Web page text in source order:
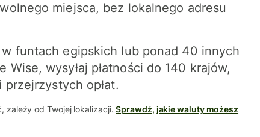
miejsca, bez lokalnego adresu
funtach egipskich lub ponad 40 innych
wysyłaj płatności do 140 krajów,
opłat.
zależy od Twojej lokalizacji.Sprawdź, jakie waluty możesz